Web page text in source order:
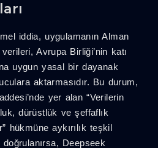
iddia, uygulamanın Alman
Avrupa Birliği’nin katı
uygun yasal bir dayanak
aktarmasıdır. Bu durum,
yer alan “Verilerin
dürüstlük ve şeffaflık
hükmüne aykırılık teşkil
Deepseek